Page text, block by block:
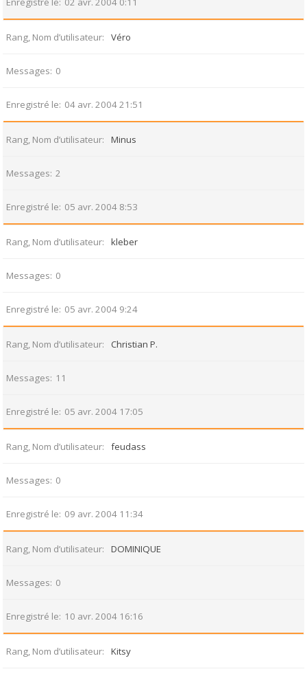
Rang, Nom d’utilisateur Véro
Messages 0
Enregistré le 04 avr. 2004 21:51
Rang, Nom d’utilisateur Minus
Messages 2
Enregistré le 05 avr. 2004 8:53
Rang, Nom d’utilisateur kleber
Messages 0
Enregistré le 05 avr. 2004 9:24
Rang, Nom d’utilisateur Christian P.
Messages 11
Enregistré le 05 avr. 2004 17:05
Rang, Nom d’utilisateur feudass
Messages 0
Enregistré le 09 avr. 2004 11:34
Rang, Nom d’utilisateur DOMINIQUE
Messages 0
Enregistré le 10 avr. 2004 16:16
Rang, Nom d’utilisateur Kitsy